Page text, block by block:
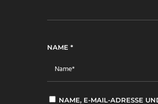
NAME *
NAME, E-MAIL-ADRESSE